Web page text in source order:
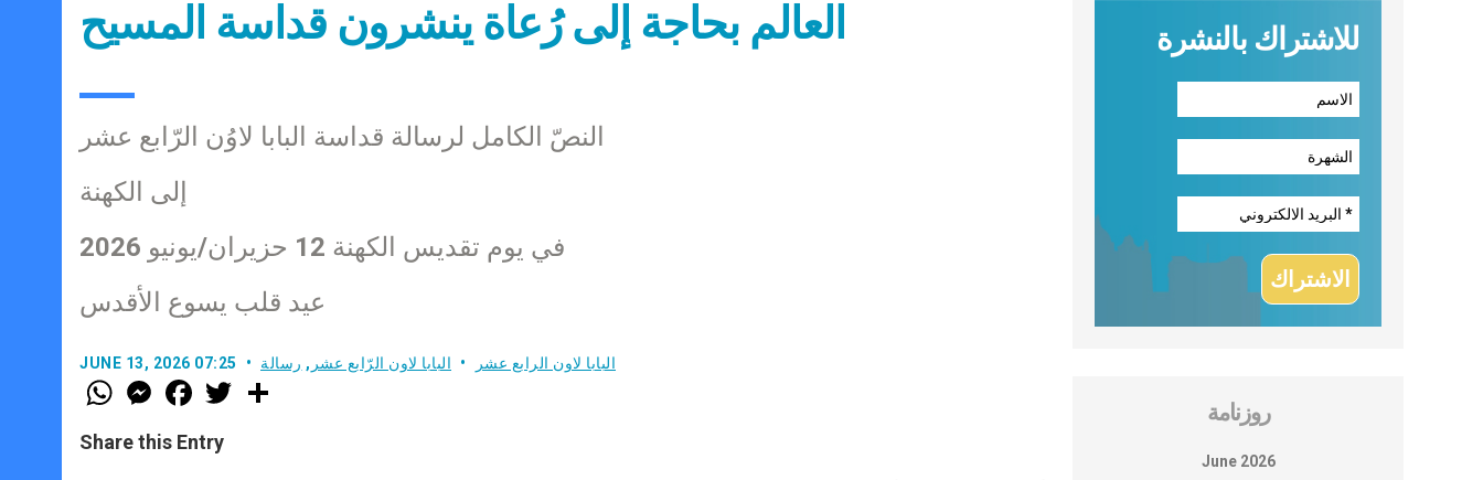
العالم بحاجة إلى رُعاة ينشرون قداسة المسيح
النصّ الكامل لرسالة قداسة البابا لاوُن الرّابع عشر
إلى الكهنة
في يوم تقديس الكهنة 12 حزيران/يونيو 2026
عيد قلب يسوع الأقدس
JUNE 13, 2026 07:25 البابا لاون الرابع عشر البابا لاون الرّابع عشر , رسالة
W
h
t
s
M
e
s
e
F
a
e
b
w
Share this Entry
للاشتراك بالنشرة
روزنامة
June 2026